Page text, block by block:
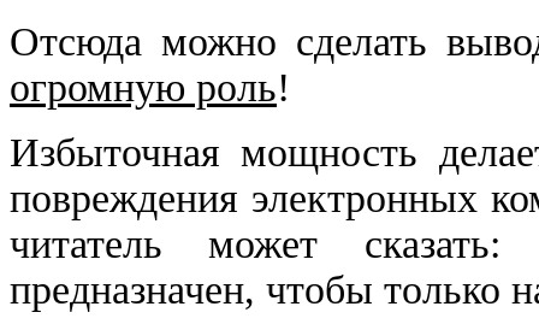
Отсюда можно сделать
огромную роль!
Избыточная мощность
повреждения электронных
читатель может
предназначен, чтобы только